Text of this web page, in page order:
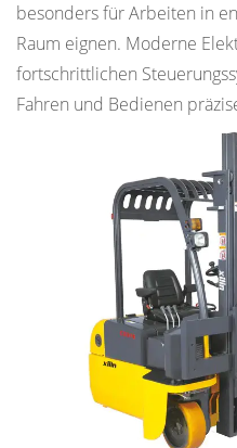
besonders für Arbeiten in
Raum eignen. Moderne
fortschrittlichen
Fahren und Bedienen